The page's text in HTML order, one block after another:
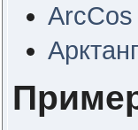
ArcCos